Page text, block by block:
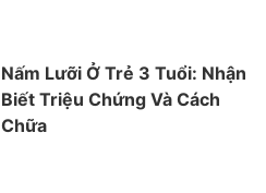
Nấm Lưỡi Ở Trẻ 3 Tuổi: Nhận
Biết Triệu Chứng Và Cách
Chữa